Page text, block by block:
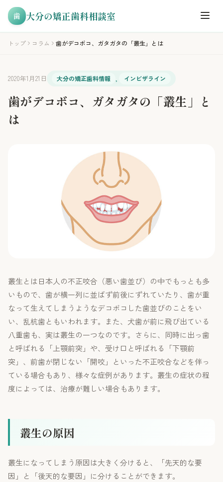
歯 大分の矯正歯科相談室
トップ コラム 歯がデコボコ、ガタガタの「叢生」とは
2020年1月21日 大分の矯正歯科情報 インビザライン
歯がデコボコ、ガタガタの「叢生」と
は
叢生とは日本人の不正咬合（悪い歯並び）の中でもっとも多
いもので、歯が横一列に並ばず前後にずれていたり、歯が重
なって生えてしまうようなデコボコした歯並びのことをい
い、乱杭歯ともいわれます。また、犬歯が前に飛び出ている
八重歯も、実は叢生の一つなのです。さらに、同時に出っ歯
と呼ばれる「上顎前突」や、受け口と呼ばれる「下顎前
突」、前歯が閉じない「開咬」といった不正咬合などを伴っ
ている場合もあり、様々な症例があります。叢生の症状の程
度によっては、治療が難しい場合もあります。
叢生の原因
叢生になってしまう原因は大きく分けると、「先天的な要
因」と「後天的な要因」に分けることができます。